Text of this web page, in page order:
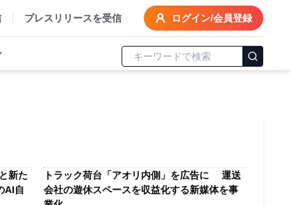
プレスリリースを受信 ログイン/会員登録
新た
AI自
トラック荷台「アオリ内側」を広告に 運送
会社の遊休スペースを収益化する新媒体を事